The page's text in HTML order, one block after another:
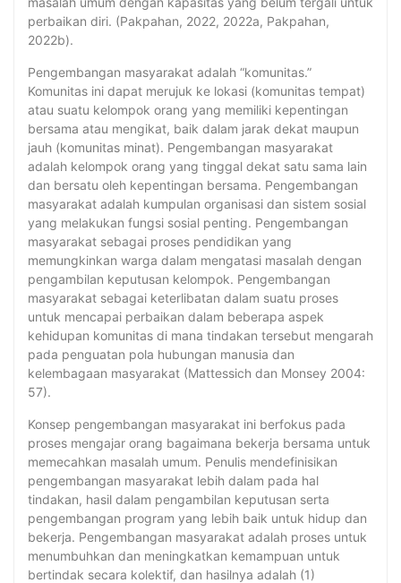
perbaikan diri. (Pakpahan, 2022, 2022a, Pakpahan,
2022b).
Pengembangan masyarakat adalah “komunitas.”
Komunitas ini dapat merujuk ke lokasi (komunitas tempat)
atau suatu kelompok orang yang memiliki kepentingan
bersama atau mengikat, baik dalam jarak dekat maupun
jauh (komunitas minat). Pengembangan masyarakat
adalah kelompok orang yang tinggal dekat satu sama lain
dan bersatu oleh kepentingan bersama. Pengembangan
masyarakat adalah kumpulan organisasi dan sistem sosial
yang melakukan fungsi sosial penting. Pengembangan
masyarakat sebagai proses pendidikan yang
memungkinkan warga dalam mengatasi masalah dengan
pengambilan keputusan kelompok. Pengembangan
masyarakat sebagai keterlibatan dalam suatu proses
untuk mencapai perbaikan dalam beberapa aspek
kehidupan komunitas di mana tindakan tersebut mengarah
pada penguatan pola hubungan manusia dan
kelembagaan masyarakat (Mattessich dan Monsey 2004:
57).
Konsep pengembangan masyarakat ini berfokus pada
proses mengajar orang bagaimana bekerja bersama untuk
memecahkan masalah umum. Penulis mendefinisikan
pengembangan masyarakat lebih dalam pada hal
tindakan, hasil dalam pengambilan keputusan serta
pengembangan program yang lebih baik untuk hidup dan
bekerja. Pengembangan masyarakat adalah proses untuk
menumbuhkan dan meningkatkan kemampuan untuk
bertindak secara kolektif, dan hasilnya adalah (1)